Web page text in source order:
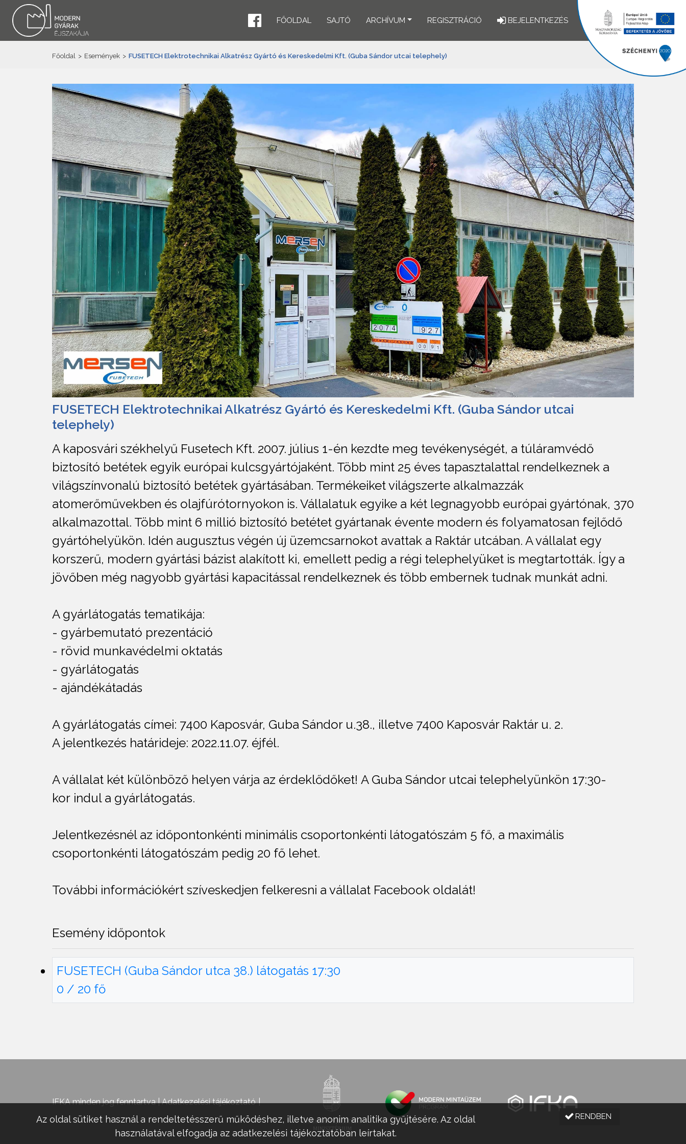
FŐOLDAL SAJTÓ ARCHÍVUM REGISZTRÁCIÓ BEJELENTKEZÉS
Főoldal > Események > FUSETECH Elektrotechnikai Alkatrész Gyártó és Kereskedelmi Kft. (Guba Sándor utcai telephely)
FUSETECH Elektrotechnikai Alkatrész Gyártó és Kereskedelmi Kft. (Guba Sándor utcai
telephely)
A kaposvári székhelyű Fusetech Kft. 2007. július 1-én kezdte meg tevékenységét, a túláramvédő
biztosító betétek egyik európai kulcsgyártójaként. Több mint 25 éves tapasztalattal rendelkeznek a
világszínvonalú biztosító betétek gyártásában. Termékeiket világszerte alkalmazzák
atomerőművekben és olajfúrótornyokon is. Vállalatuk egyike a két legnagyobb európai gyártónak, 370
alkalmazottal. Több mint 6 millió biztosító betétet gyártanak évente modern és folyamatosan fejlődő
gyártóhelyükön. Idén augusztus végén új üzemcsarnokot avattak a Raktár utcában. A vállalat egy
korszerű, modern gyártási bázist alakított ki, emellett pedig a régi telephelyüket is megtartották. Így a
jövőben még nagyobb gyártási kapacitással rendelkeznek és több embernek tudnak munkát adni.
A gyárlátogatás tematikája:
- gyárbemutató prezentáció
- rövid munkavédelmi oktatás
- gyárlátogatás
- ajándékátadás
A gyárlátogatás címei: 7400 Kaposvár, Guba Sándor u.38., illetve 7400 Kaposvár Raktár u. 2.
A jelentkezés határideje: 2022.11.07. éjfél.
A vállalat két különböző helyen várja az érdeklődőket! A Guba Sándor utcai telephelyünkön 17:30-
kor indul a gyárlátogatás.
Jelentkezésnél az időpontonkénti minimális csoportonkénti látogatószám 5 fő, a maximális
csoportonkénti látogatószám pedig 20 fő lehet.
További információkért szíveskedjen felkeresni a vállalat Facebook oldalát!
Esemény időpontok
FUSETECH (Guba Sándor utca 38.) látogatás 17:30
0 / 20 fő
IFKA minden jog fenntartva |Adatkezelési tájékoztató
Az oldal sütiket használ a rendeltetésszerű működéshez, illetve anonim analitika gyűjtésére. Az oldal
használatával elfogadja az adatkezelési tájékoztatóban leírtakat.
RENDBEN